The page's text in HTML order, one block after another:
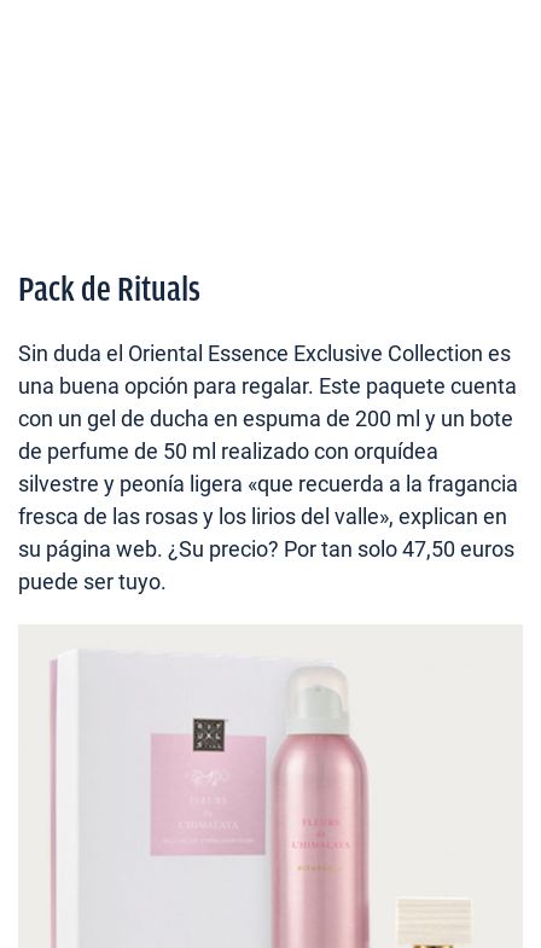
Pack de Rituals
Sin duda el Oriental Essence Exclusive Collection es
una buena opción para regalar. Este paquete cuenta
con un gel de ducha en espuma de 200 ml y un bote
de perfume de 50 ml realizado con orquídea
silvestre y peonía ligera «que recuerda a la fragancia
fresca de las rosas y los lirios del valle», explican en
su página web. ¿Su precio? Por tan solo 47,50 euros
puede ser tuyo.